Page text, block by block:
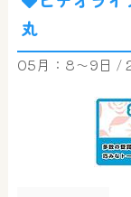
丸
05月：8～9日 /
ご質